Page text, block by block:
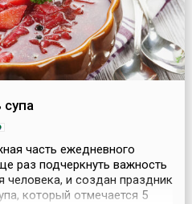
часть ежедневного
раз подчеркнуть важность
и создан праздник
который отмечается 5